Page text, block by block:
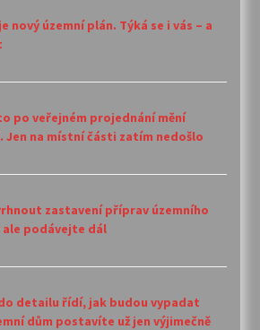
nový územní plán. Týká se i vás – a
po veřejném projednání mění
na místní části zatím nedošlo
zastavení příprav územního
podávejte dál
detailu řídí, jak budou vypadat
dům postavíte už jen výjimečně